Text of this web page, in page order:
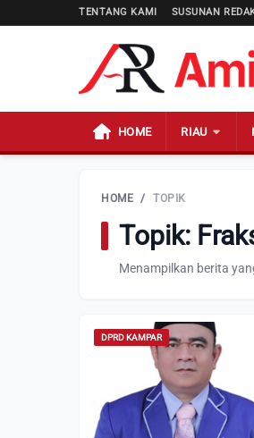
TENTANG KAMI SUSUNAN
HOME RIAU
HOME / TOPIK
Topik:
Menampilkan berita
DPRD KAMPAR